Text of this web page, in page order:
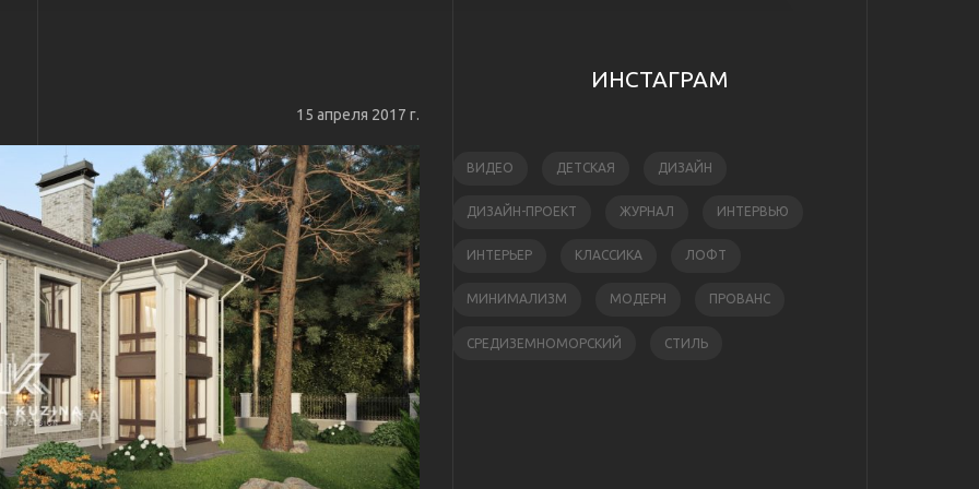
15 апреля 2017 г.
ИНСТАГРАМ
ВИДЕО ДЕТСКАЯ ДИЗАЙН
ДИЗАЙН-ПРОЕКТ ЖУРНАЛ ИНТЕРВЬЮ
ИНТЕРЬЕР КЛАССИКА ЛОФТ
МИНИМАЛИЗМ МОДЕРН ПРОВАНС
СРЕДИЗЕМНОМОРСКИЙ СТИЛЬ